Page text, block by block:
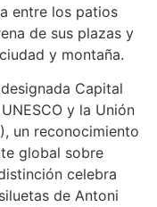
entre los patios
de sus plazas y
y montaña.
Capital
y la Unión
un reconocimiento
global sobre
celebra
de Antoni